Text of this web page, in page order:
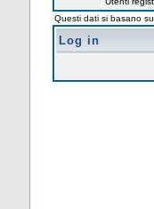
Questi dati si basano
Log in